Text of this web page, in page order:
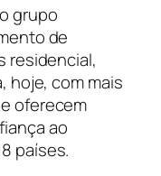
grupo
de
residencial,
hoje, com mais
oferecem
ao
países.